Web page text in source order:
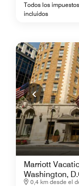
Todos los
incluidos
Marriott
Washington,
0,4 km desde el